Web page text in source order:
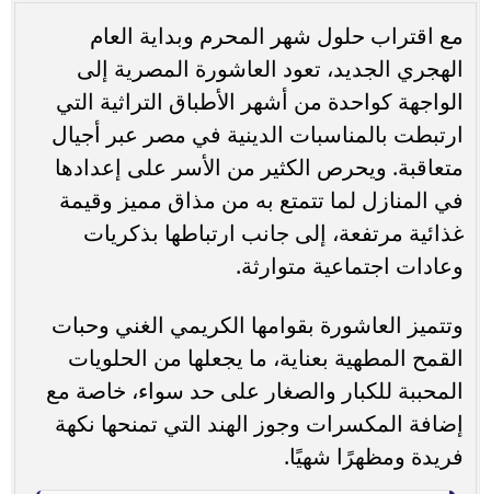
مع اقتراب حلول شهر المحرم وبداية العام
الهجري الجديد، تعود العاشورة المصرية إلى
الواجهة كواحدة من أشهر الأطباق التراثية التي
ارتبطت بالمناسبات الدينية في مصر عبر أجيال
متعاقبة. ويحرص الكثير من الأسر على إعدادها
في المنازل لما تتمتع به من مذاق مميز وقيمة
غذائية مرتفعة، إلى جانب ارتباطها بذكريات
وعادات اجتماعية متوارثة.
وتتميز العاشورة بقوامها الكريمي الغني وحبات
القمح المطهية بعناية، ما يجعلها من الحلويات
المحببة للكبار والصغار على حد سواء، خاصة مع
إضافة المكسرات وجوز الهند التي تمنحها نكهة
فريدة ومظهرًا شهيًا.